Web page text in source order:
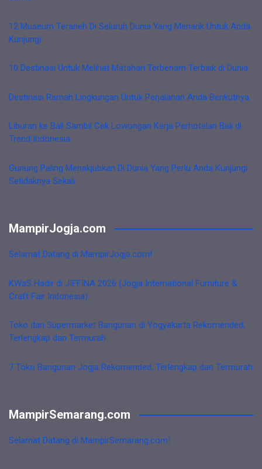
12 Museum Teraneh Di Seluruh Dunia Yang Menarik Untuk Anda
Kunjungi
10 Destinasi Untuk Melihat Matahari Terbenam Terbaik di Dunia
Destinasi Ramah Lingkungan Untuk Perjalanan Anda Berikutnya
Liburan ke Bali Sambil Cek Lowongan Kerja Perhotelan Bali di
Trend Indonesia
Gunung Paling Menakjubkan Di Dunia Yang Perlu Anda Kunjungi
Setidaknya Sekali
MampirJogja.com
Selamat Datang di MampirJogja.com!
KWaS Hadir di JIFFINA 2026 (Jogja International Furniture &
Craft Fair Indonesia)
Toko dan Supermarket Bangunan di Yogyakarta Rekomended,
Terlengkap dan Termurah
7 Toko Bangunan Jogja Rekomended, Terlengkap dan Termurah
MampirSemarang.com
Selamat Datang di MampirSemarang.com!